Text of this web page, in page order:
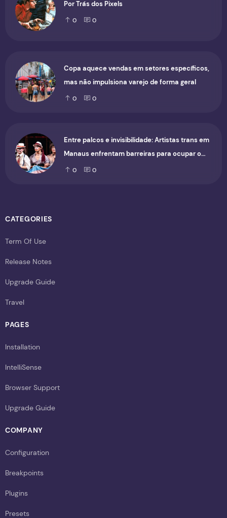
Por Trás dos Pixels
0 0
Copa aquece vendas em setores específicos,
mas não impulsiona varejo de forma geral
0 0
Entre palcos e invisibilidade: Artistas trans em
Manaus enfrentam barreiras para ocupar o
cenário cultural
0 0
CATEGORIES
Term Of Use
Release Notes
Upgrade Guide
Travel
PAGES
Installation
IntelliSense
Browser Support
Upgrade Guide
COMPANY
Configuration
Breakpoints
Plugins
Presets